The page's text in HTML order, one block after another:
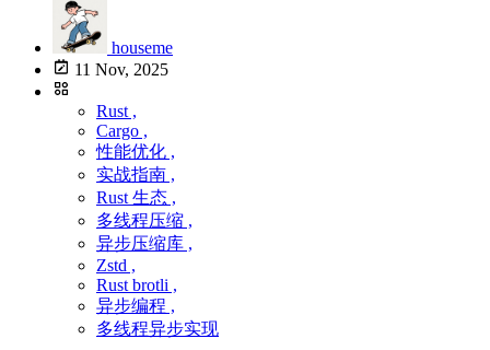
houseme
11 Nov, 2025
Rust ,
Cargo ,
性能优化 ,
实战指南 ,
Rust 生态 ,
多线程压缩 ,
异步压缩库 ,
Zstd ,
Rust brotli ,
异步编程 ,
多线程异步实现